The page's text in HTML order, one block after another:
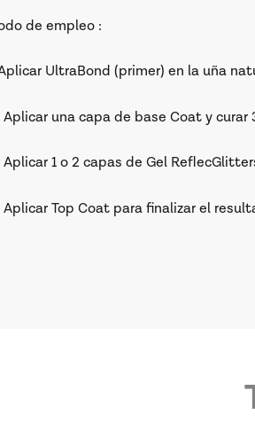
de empleo :
UltraBond (primer) en la uña
una capa de base Coat y curar
1 o 2 capas de Gel
Top Coat para finalizar el